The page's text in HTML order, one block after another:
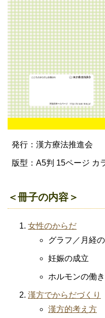
発行：漢方療法推進会
版型：A5判 15ページ カ
＜冊子の内容＞
女性のからだ
グラフ／月経
妊娠の成立
ホルモンの働き
漢方でからだづくり
漢方的考え方